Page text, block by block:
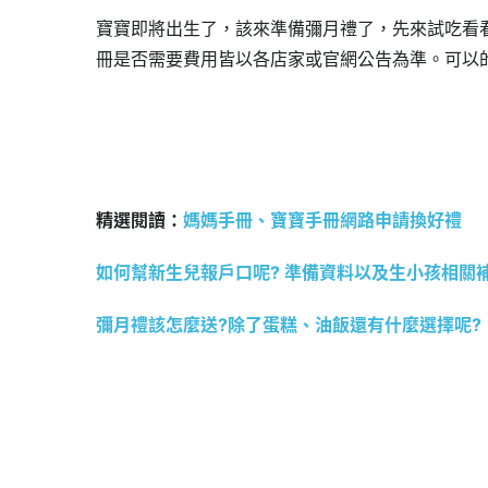
寶寶即將出生了，該來準備彌月禮了，先來試吃
冊是否需要費用皆以各店家或官網公告為準。可
精選閱讀： 媽媽手冊、寶寶手冊網路申請換好禮
如何幫新生兒報戶口呢? 準備資料以及生小孩相關
彌月禮該怎麼送?除了蛋糕、油飯還有什麼選擇呢?